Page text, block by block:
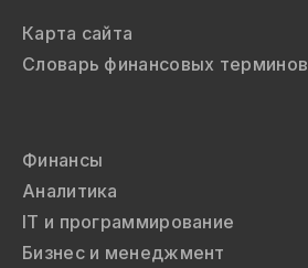
Карта сайта
Словарь финансовых терминов
Финансы
Аналитика
IT и программирование
Бизнес и менеджмент